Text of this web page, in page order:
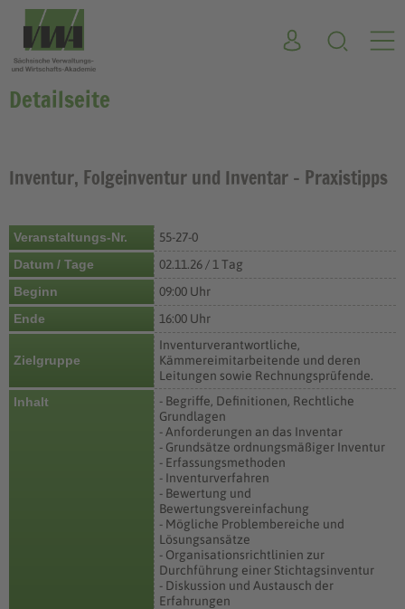
Detailseite
Inventur, Folgeinventur und Inventar - Praxistipps
Veranstaltungs-Nr.
55-27-0
Datum / Tage
02.11.26 / 1 Tag
Beginn
09:00 Uhr
Ende
16:00 Uhr
Zielgruppe
Inventurverantwortliche,
Kämmereimitarbeitende und deren
Leitungen sowie Rechnungsprüfende.
Inhalt
- Begriffe, Definitionen, Rechtliche
Grundlagen
- Anforderungen an das Inventar
- Grundsätze ordnungsmäßiger Inventur
- Erfassungsmethoden
- Inventurverfahren
- Bewertung und
Bewertungsvereinfachung
- Mögliche Problembereiche und
Lösungsansätze
- Organisationsrichtlinien zur
Durchführung einer Stichtagsinventur
- Diskussion und Austausch der
Erfahrungen